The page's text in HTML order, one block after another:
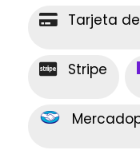
Tarjeta
Stripe